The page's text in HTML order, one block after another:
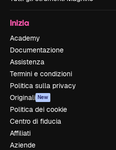
Inizia
Academy
Documentazione
Assistenza
Termini e condizioni
Politica sulla privacy
Originali New
Politica dei cookie
Centro di fiducia
Affiliati
Aziende